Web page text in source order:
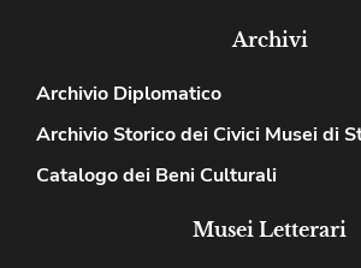
Archivi
Archivio Diplomatico
Archivio Storico dei Civici Musei di
Catalogo dei Beni Culturali
Musei Letterari